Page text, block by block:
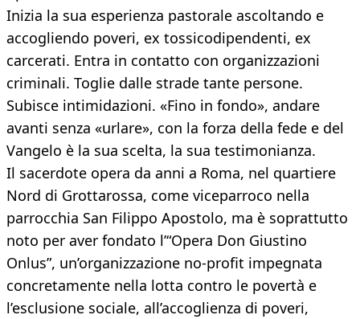
Inizia la sua esperienza pastorale ascoltando e
accogliendo poveri, ex tossicodipendenti, ex
carcerati. Entra in contatto con organizzazioni
criminali. Toglie dalle strade tante persone.
Subisce intimidazioni. «Fino in fondo», andare
avanti senza «urlare», con la forza della fede e del
Vangelo è la sua scelta, la sua testimonianza.
Il sacerdote opera da anni a Roma, nel quartiere
Nord di Grottarossa, come viceparroco nella
parrocchia San Filippo Apostolo, ma è soprattutto
noto per aver fondato l’“Opera Don Giustino
Onlus”, un’organizzazione no-profit impegnata
concretamente nella lotta contro le povertà e
l’esclusione sociale, all’accoglienza di poveri,